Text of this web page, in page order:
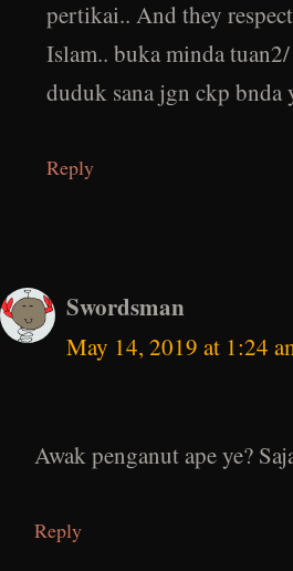
pertikai.. And they
Islam.. buka minda
duduk sana jgn ckp bnda
Reply
Swordsman
May 14, 2019 at 1:24
Awak penganut ape ye?
Reply